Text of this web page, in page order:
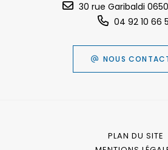
30 rue Garibaldi
04 92 10 66
NOUS
PLAN DU SITE